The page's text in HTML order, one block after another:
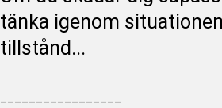
tänka igenom
tillstånd...